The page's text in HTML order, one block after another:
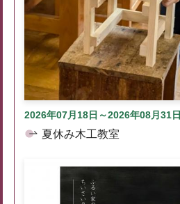
2026年07月18日～2026年08月31日
夏休み木工教室